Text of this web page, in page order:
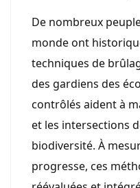
De nombreux
monde ont
techniques de
des gardiens des
contrôlés aident à
et les intersections
biodiversité. À
progresse, ces